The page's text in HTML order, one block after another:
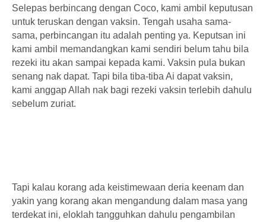
Selepas berbincang dengan Coco, kami ambil keputusan
untuk teruskan dengan vaksin. Tengah usaha sama-
sama, perbincangan itu adalah penting ya. Keputsan ini
kami ambil memandangkan kami sendiri belum tahu bila
rezeki itu akan sampai kepada kami. Vaksin pula bukan
senang nak dapat. Tapi bila tiba-tiba Ai dapat vaksin,
kami anggap Allah nak bagi rezeki vaksin terlebih dahulu
sebelum zuriat.
Tapi kalau korang ada keistimewaan deria keenam dan
yakin yang korang akan mengandung dalam masa yang
terdekat ini, eloklah tangguhkan dahulu pengambilan